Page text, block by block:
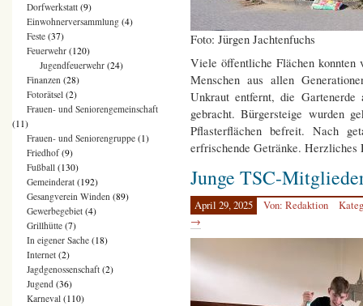
Foto: Jürgen Jachtenfuchs
Viele öffentliche Flächen konnten
Menschen aus allen
Unkraut entfernt, die
gebracht. Bürgersteige wurden
Pflasterflächen befreit. Nach
erfrischende Getränke. Herzliches
Junge TSC-
April 29, 2025 Von: Redaktion
→
Dorfwerkstatt (9)
Einwohnerversammlung (4)
Feste (37)
Feuerwehr (120)
Jugendfeuerwehr (24)
Finanzen (28)
Fotorätsel (2)
Frauen- und Seniorengemeinschaft
(11)
Frauen- und Seniorengruppe (1)
Friedhof(9)
Fußball (130)
Gemeinderat (192)
Gesangverein Winden (89)
Gewerbegebiet (4)
Grillhütte (7)
In eigener Sache (18)
Internet (2)
Jagdgenossenschaft (2)
Jugend (36)
Karneval (110)